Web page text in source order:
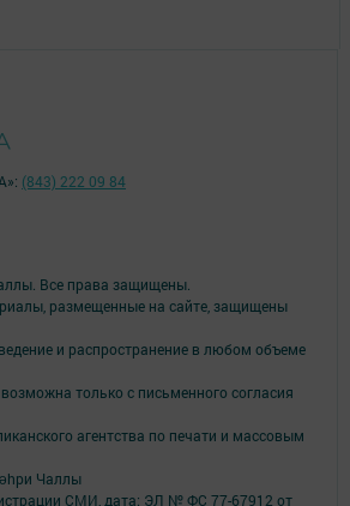
Все права защищены.
размещенные на сайте, защищены
и распространение в любом объеме
только с письменного согласия
агентства по печати и массовым
Чаллы
СМИ, дата: ЭЛ № ФС 77-67912 от
(843) 222 09 84